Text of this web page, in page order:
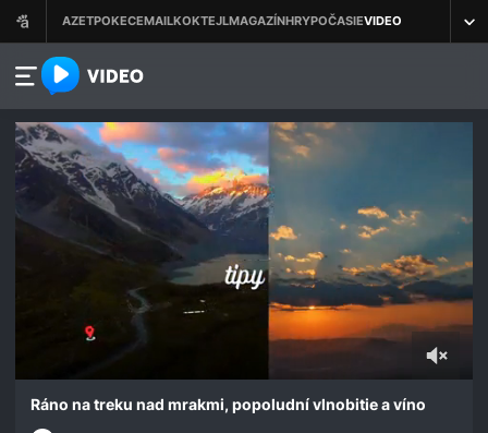
azet.video.sk
seconds
Ráno na treku nad mrakmi, popoludní vlnobitie a víno